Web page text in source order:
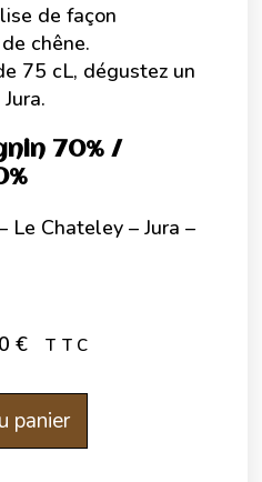
de façon
chêne.
75 cL, dégustez un
70% /
Le Chateley – Jura –
€ TTC
panier